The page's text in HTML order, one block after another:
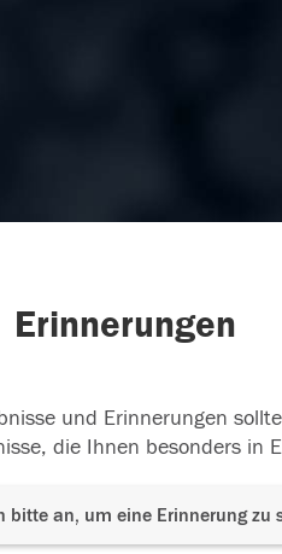
Erinnerungen
und Erinnerungen
die Ihnen besonders in
bitte an, um eine Erinnerung zu